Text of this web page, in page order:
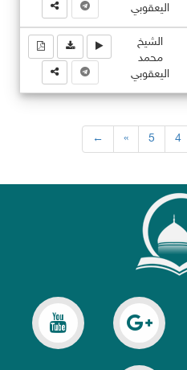
اليعقوبي
الشيخ
محمد
اليعقوبي
4
5
«
←